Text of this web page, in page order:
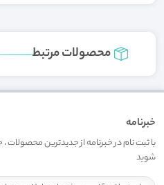
محصولات مرتبط
خبرنامه
با ثبت نام در خبرنامه از جدیدترین
شوید